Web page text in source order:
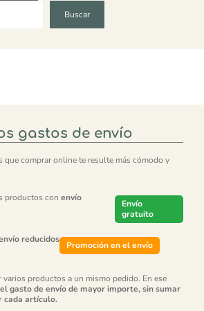
Buscar
gastos de envío
que comprar online te resulte más cómodo y
productos con envío
Envío
gratuito
reducidos
Promoción en el envío
varios productos a un mismo pedido. En ese
gasto de envío de mayor importe, sin sumar
cada artículo.